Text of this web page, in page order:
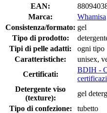
EAN:
Marca:
Whamisa
Consistenza/formato: gel
Tipo di prodotto:
Tipi di pelle adatti:
ogni tipo
Caratteristiche:
unisex,
Certificati:
BDIH -
Detergente viso
(texture):
gel
Tipo di confezione:
tubetto